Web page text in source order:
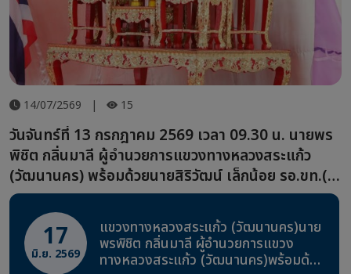
14/07/2569 | 15
วันจันทร์ที่ 13 กรกฎาคม 2569 เวลา 09.30 น. นายพร
พิชิต กลิ่นมาลี ผู้อำนวยการแขวงทางหลวงสระแก้ว
(วัฒนานคร) พร้อมด้วยนายสิริวัฒน์ เล็กน้อย รอ.ขท.(ป)
และ ชม.ขท.วัฒนานคร เข้าร่วมพิธีเจริญพระพุทธมนต์
และพิธีลงนามถวายพระพร เนื่องในวันคล้ายวันประสูติ
พระเจ้าวรวงศ์เธอ พระองค์เจ้าโสมสวลี กรมหมื่นสุทธ
นารีนาถ
17
มิ.ย. 2569
แขวงทางหลวงสระแก้ว (วัฒนานคร)นาย
พรพิชิต กลิ่นมาลี ผู้อำนวยการแขวง
ทางหลวงสระแก้ว (วัฒนานคร)พร้อมด้วย